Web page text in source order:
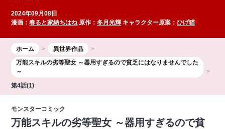
2024年09月08日
漫画：春ると家納ちはね原作：冬月光輝 キャラクター原案：ひげ猫
ホーム
異世界作品
万能スキルの劣等聖女 ～器用すぎるので貧乏にはなりませんでした
～
第4話(1)
モンスターコミック
万能スキルの劣等聖女 ～器用すぎるので貧